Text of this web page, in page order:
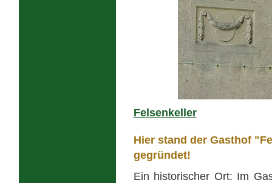
Felsenkeller
Hier stand der Gasthof
gegründet!
Ein historischer Ort: Im